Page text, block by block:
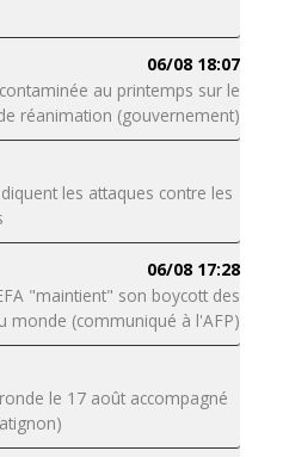
06/08 18:07
au printemps sur le
réanimation (gouvernement)
les attaques contre les
06/08 17:28
"maintient" son boycott des
monde (communiqué à l'AFP)
le 17 août accompagné